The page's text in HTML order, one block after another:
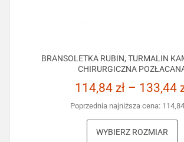
BRANSOLETKA RUBIN, TURMALIN
CHIRURGICZNA
114,84 zł – 133,44
Poprzednia najniższa cena: 114,84
WYBIERZ ROZMIAR